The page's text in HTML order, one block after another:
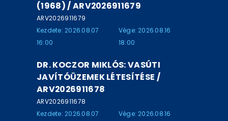
(1968) / ARV2026911679
ARV2026911679
Kezdete: 2026.08.07
16:00
Vége: 2026.08.16
18:00
DR. KOCZOR MIKLÓS: VASÚTI
JAVÍTÓÜZEMEK LÉTESÍTÉSE /
ARV2026911678
ARV2026911678
Kezdete: 2026.08.07
Vége: 2026.08.16